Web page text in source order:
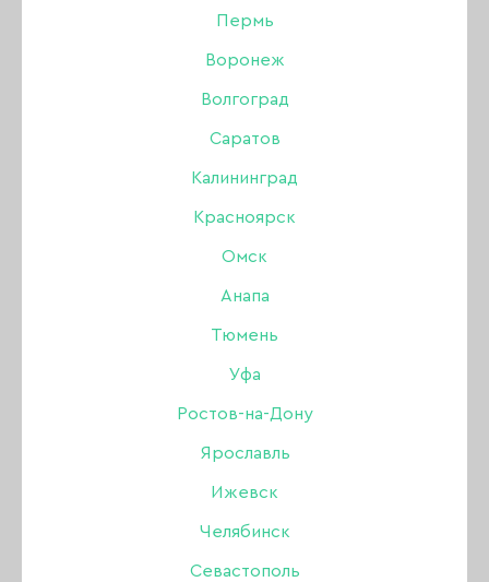
Пермь
Воронеж
Волгоград
Саратов
Калининград
Красноярск
Омск
Анапа
Тюмень
Уфа
Ростов-на-Дону
Ярославль
Ижевск
Челябинск
Севастополь
слайдеров на 160 шт.,